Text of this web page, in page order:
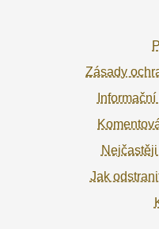
Zásady
Jak